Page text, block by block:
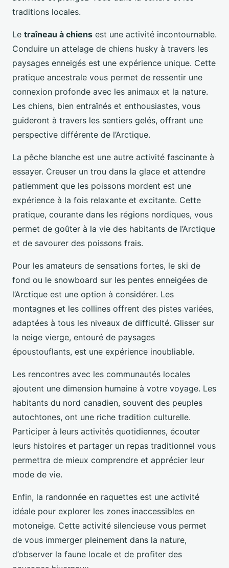
traditions locales.
Le traîneau à chiens est une activité incontournable.
Conduire un attelage de chiens husky à travers les
paysages enneigés est une expérience unique. Cette
pratique ancestrale vous permet de ressentir une
connexion profonde avec les animaux et la nature.
Les chiens, bien entraînés et enthousiastes, vous
guideront à travers les sentiers gelés, offrant une
perspective différente de l’Arctique.
La pêche blanche est une autre activité fascinante à
essayer. Creuser un trou dans la glace et attendre
patiemment que les poissons mordent est une
expérience à la fois relaxante et excitante. Cette
pratique, courante dans les régions nordiques, vous
permet de goûter à la vie des habitants de l’Arctique
et de savourer des poissons frais.
Pour les amateurs de sensations fortes, le ski de
fond ou le snowboard sur les pentes enneigées de
l’Arctique est une option à considérer. Les
montagnes et les collines offrent des pistes variées,
adaptées à tous les niveaux de difficulté. Glisser sur
la neige vierge, entouré de paysages
époustouflants, est une expérience inoubliable.
Les rencontres avec les communautés locales
ajoutent une dimension humaine à votre voyage. Les
habitants du nord canadien, souvent des peuples
autochtones, ont une riche tradition culturelle.
Participer à leurs activités quotidiennes, écouter
leurs histoires et partager un repas traditionnel vous
permettra de mieux comprendre et apprécier leur
mode de vie.
Enfin, la randonnée en raquettes est une activité
idéale pour explorer les zones inaccessibles en
motoneige. Cette activité silencieuse vous permet
de vous immerger pleinement dans la nature,
d’observer la faune locale et de profiter des